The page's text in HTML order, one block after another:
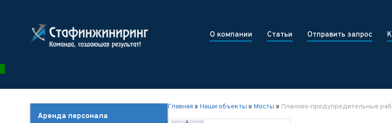
О компании Статьи Отправить запрос
Аренда персонала
Главная » Наши объекты » Мосты » Планово-предупредительные